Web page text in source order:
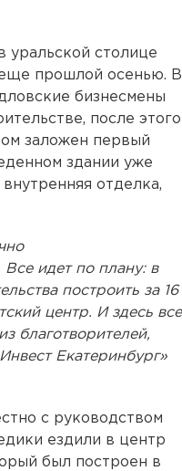
уральской столице
еще прошлой осенью. В
бизнесмены
после этого
заложен первый
здании уже
отделка,
Все идет по плану: в
построить за 16
центр. И здесь все
благотворителей,
Екатеринбург»
с руководством
ездили в центр
был построен в